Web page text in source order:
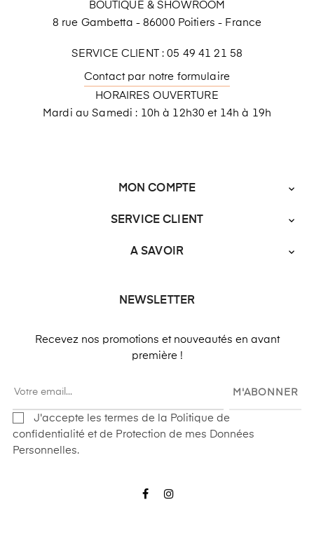
BOUTIQUE & SHOWROOM
8 rue Gambetta - 86000 Poitiers - France
SERVICE CLIENT : 05 49 41 21 58
Contact par notre formulaire
HORAIRES OUVERTURE
Mardi au Samedi : 10h à 12h30 et 14h à 19h
MON COMPTE 
SERVICE CLIENT 
A SAVOIR 
NEWSLETTER
Recevez nos promotions et nouveautés en avant
première !
M'ABONNER
J'accepte les termes de la Politique de
confidentialité et de Protection de mes Données
Personnelles.
Facebook